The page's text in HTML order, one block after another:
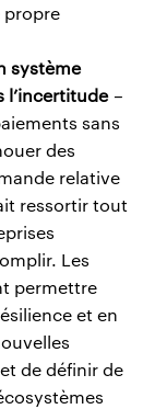
propre
système
l’incertitude –
sans
des
relative
ressortir tout
Les
permettre
et en
de définir de